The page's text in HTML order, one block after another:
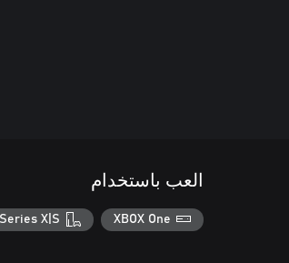
العب باستخدام
XBOX One
X|S